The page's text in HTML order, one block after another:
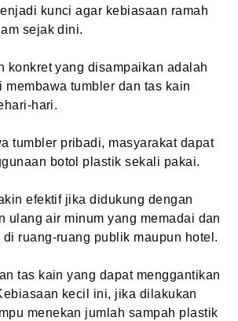
kunci agar kebiasaan ramah
sejak dini.
konkret yang disampaikan adalah
membawa tumbler dan tas kain
hari.
tumbler pribadi, masyarakat dapat
botol plastik sekali pakai.
efektif jika didukung dengan
ulang air minum yang memadai dan
ruang-ruang publik maupun hotel.
tas kain yang dapat menggantikan
kecil ini, jika dilakukan
menekan jumlah sampah plastik